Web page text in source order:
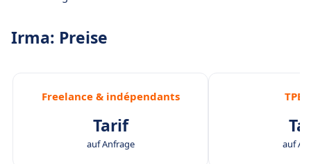
Irma: Preise
Freelance & indépendants
Tarif
auf Anfrage
TPE/
auf